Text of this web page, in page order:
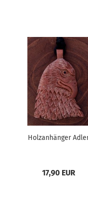
Holzanhänger
17,90 EUR